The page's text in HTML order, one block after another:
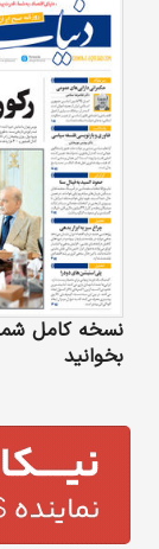
نسخه کامل
بخوانید